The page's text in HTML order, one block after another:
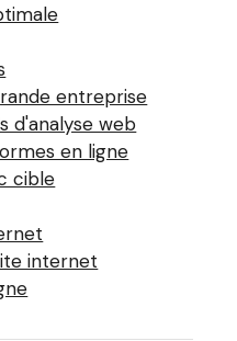
entreprise
d'analyse web
en ligne
cible
internet